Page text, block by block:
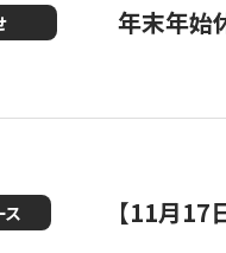
年末年始
ス 【11月17